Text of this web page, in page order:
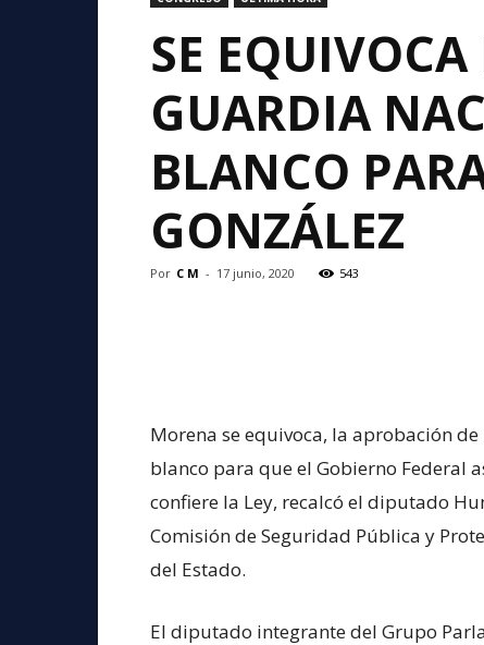
SE
GUARDIA
BLANCO
GONZÁLEZ
Por C M - 17 junio, 2020 543
Morena se equivoca, la aprobación
blanco para que el Gobierno Federal
confiere la Ley, recalcó el diputado
Comisión de Seguridad Pública y
del Estado.
El diputado integrante del Grupo